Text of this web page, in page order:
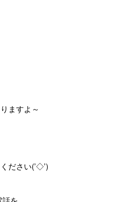
ますよ～
ださい(’◇’)ゞ